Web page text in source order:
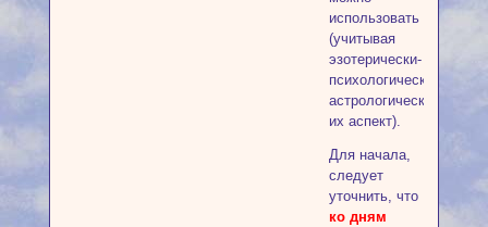
использовать
(учитывая
эзотерически-
психологически-
астрологический
их аспект).
Для начала,
следует
уточнить, что
ко дням